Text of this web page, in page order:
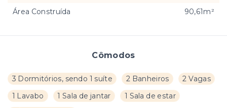
Cômodos
3 Dormitórios, sendo 1 suíte 2 Banheiros
2 Vagas
1 Lavabo
1 Sala de jantar
1 Sala de estar
Área Construída
90,61m²